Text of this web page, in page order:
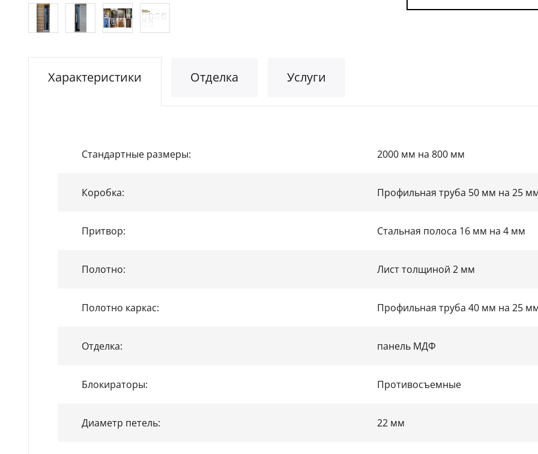
Характеристики Отделка Услуги
Стандартные размеры: 2000 мм на 800 мм
Коробка: Профильная труба 50 мм на 25
Притвор: Стальная полоса 16 мм на 4 мм
Полотно: Лист толщиной 2 мм
Полотно каркас: Профильная труба 40 мм на 25
Отделка: панель МДФ
Блокираторы: Противосъемные
Диаметр петель: 22 мм